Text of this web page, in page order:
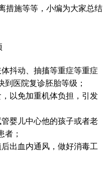
措施等等，小编为大家总结
抖动、抽搐等重症等重症
到医院复诊胚胎等级 ；
以免加重机体负担，引发
婴儿中心他的孩子或者老
者；
出血 内通风，做好消毒工